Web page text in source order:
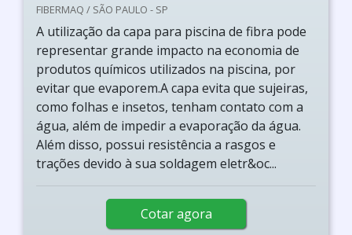
FIBERMAQ / SÃO PAULO - SP
A utilização da capa para piscina de fibra pode
representar grande impacto na economia de
produtos químicos utilizados na piscina, por
evitar que evaporem.A capa evita que sujeiras,
como folhas e insetos, tenham contato com a
água, além de impedir a evaporação da água.
Além disso, possui resistência a rasgos e
trações devido à sua soldagem eletr&oc...
Cotar agora